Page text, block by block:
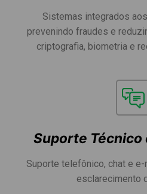
Sistemas integrados
prevenindo fraudes e
criptografia, biometria e
Suporte Técnico
Suporte telefônico, chat e
esclarecimento